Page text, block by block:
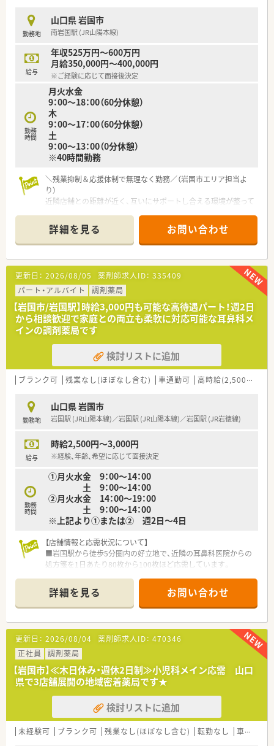
【法人特徴について】
■山口県と広島県に店舗を展開しており、地域に根差した安心の
医療提供をモットーとしている法人です。
■在宅医療に非常に強く、24時間対応の体制や最新の設備を整
えることで地域の健康を支え続けています。
■災害時支援活動やセルフメディケーション教室の開催など、薬
局の枠を超えた社会貢献に積極的です。
【職場環境と雰囲気】
■正社員と事務スタッフがバランス良く配置されており、チーム
ワークを重視した明るい雰囲気の職場です。
■設備投資に積極的で、クリーンベンチや輸液ポンプなど業務の
質を高めるための備品が充実しています。
アを問わず安心して馴染める温かさです。
勤務地
山口県 岩国市
南岩国駅 (JR山陽本線)
給与
年収525万円～600万円
月給350,000円～400,000円
※ご経験に応じて面接後決定
勤務
時間
月火水金
9：00～18：00（60分休憩）
木
9：00～17：00（60分休憩）
土
9：00～13：00（0分休憩）
※40時間勤務
＼残業抑制＆応援体制で無理なく勤務／（岩国市エリア担当よ
り）
近隣店舗との距離が近く、互いにサポートし合える環境が整って
ワークライフバランスを大切にしたい方に最適です。
【店舗情報と応需状況について】
■南岩国駅から徒歩圏内の好立地にあり、毎日の通勤が非常にス
ムーズで負担が少ない環境です。
■近隣の耳鼻咽喉科から1日平均60枚を応需しており、特定の科
目の専門性を高められます。
■現在は正社員1名と複数のパート薬剤師が在籍し、調剤機器を
活用して効率的に働けます。
【募集背景と求める人物像について】
■現在は欠員補充のための急募案件となっており、即戦力として
活躍できる方を求めています。
■未経験やブランクがある方も相談可能で、意欲的に新しい業務
へ挑戦できる方を歓迎します。
に貢献したい方に最適です。
【法人特徴について】
を行っている安定した法人です。
■在宅医療に大きな強みを持ち、無菌調剤が可能な設備など他薬
■災害時支援活動や健康教室の開催など、薬局の枠を超えた社会
貢献にも積極的に取り組みます。
【職場環境と雰囲気】
■ベテランのパート薬剤師が在籍しているため、不明な点もすぐ
■医療DXを推進しており、オンライン資格確認や電子処方箋の
活用により業務が円滑です。
■「愛と安心をそばに」というスローガンのもと、スタッフ同士
も協力し合う温かい職場です。
詳細を見る お問い合わせ
更新日： 2026/08/05 薬剤師求人ID： 335409
パート・アルバイト
調剤薬局
【岩国市/岩国駅】時給3,000円も可能な高待遇パート！週2日
から相談歓迎で家庭との両立も柔軟に対応可能な耳鼻科メ
インの調剤薬局です
検討リストに追加
ブランク可 残業なし(ほぼなし含む) 車通勤可 高時給(2,500円以上)
勤務地
山口県 岩国市
岩国駅 (JR山陽本線)／岩国駅 (JR山陽本線)／岩国駅 (JR岩徳線)
給与
時給2,500円～3,000円
※経験、年齢、希望に応じて面接決定
勤務
時間
①月火水金 9：00～14：00
土 9：00～14：00
②月火水金 14：00～19：00
土 9：00～14：00
※上記より①または② 週2日～4日
【店舗情報と応需状況について】
■岩国駅から徒歩5分圏内の好立地で、近隣の耳鼻科医院からの
処方箋を1日あたり80枚から100枚ほど応需しています。
共に協力し合いながら日々の業務に取り組んでいます。
■山口県岩国市に根差した薬局として、地域住民の健康を支える
ために耳鼻科やアレルギー科の調剤を丁寧に行っています。
【募集背景と求める人物像について】
■今回の募集は経営陣の負担軽減を目的とした急募であり、週1
日の短時間からでも柔軟に対応いただける方を求めています。
■年齢や経験は問わず、地域の方々に優しく寄り添いながら誠実
な対応を心がけていただける薬剤師の方を募集しています。
■欠員補充のための募集となっておりますので、即戦力として明
るく元気に職場を盛り上げてくださる方を歓迎いたします。
【法人特徴について】
■岩国市内に2店舗をドミナント展開しており、ご家族経営なら
詳細を見る お問い合わせ
更新日： 2026/08/04 薬剤師求人ID： 470346
正社員
調剤薬局
【岩国市】≪木日休み・週休2日制≫小児科メイン応需 山口
県で3店舗展開の地域密着薬局です★
検討リストに追加
未経験可 ブランク可 残業なし(ほぼなし含む) 転勤なし 車通勤可